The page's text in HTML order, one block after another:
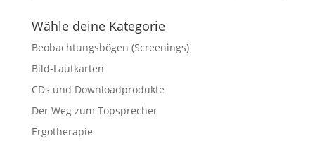
Wähle deine Kategorie
Beobachtungsbögen (Screenings)
Bild-Lautkarten
CDs und Downloadprodukte
Der Weg zum Topsprecher
Ergotherapie